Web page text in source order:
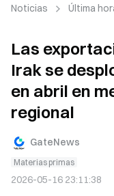
Noticias Última
Las
Irak se
en abril en
regional
GateNews
Materias primas
2026-05-16 23:11:38